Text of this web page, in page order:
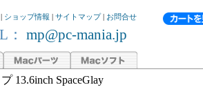
| ショップ情報 | サイトマップ| お問合せ
： mp@pc-mania.jp
13.6inch SpaceGlay